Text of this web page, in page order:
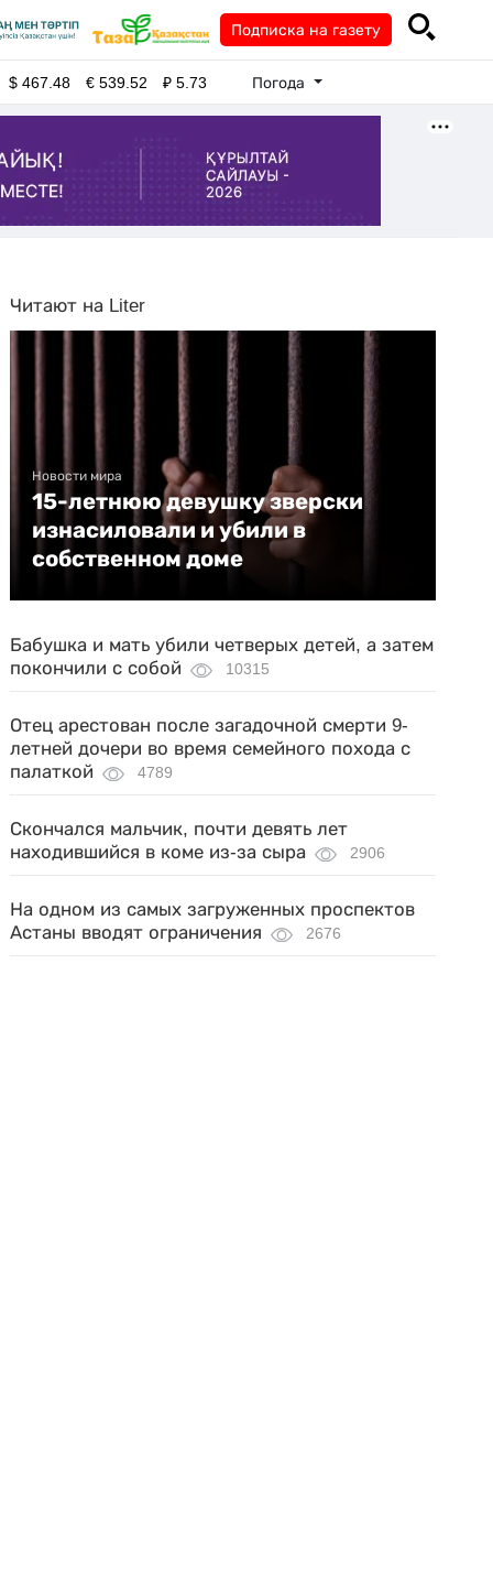
Подписка на газету
$467.48 €539.52 ₽5.73 Погода
Читают на Liter
Новости мира
15-летнюю девушку зверски
изнасиловали и убили в
собственном доме
Бабушка и мать убили четверых детей, а затем
покончили с собой
10315
Отец арестован после загадочной смерти 9-
летней дочери во время семейного похода с
палаткой
4789
Скончался мальчик, почти девять лет
находившийся в коме из-за сыра
2906
На одном из самых загруженных проспектов
Астаны вводят ограничения
2676